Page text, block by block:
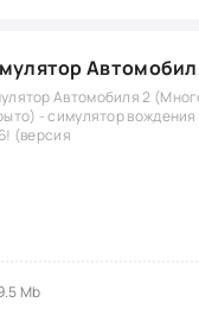
Автомобиля 2
- симулятор
(версия
Mb